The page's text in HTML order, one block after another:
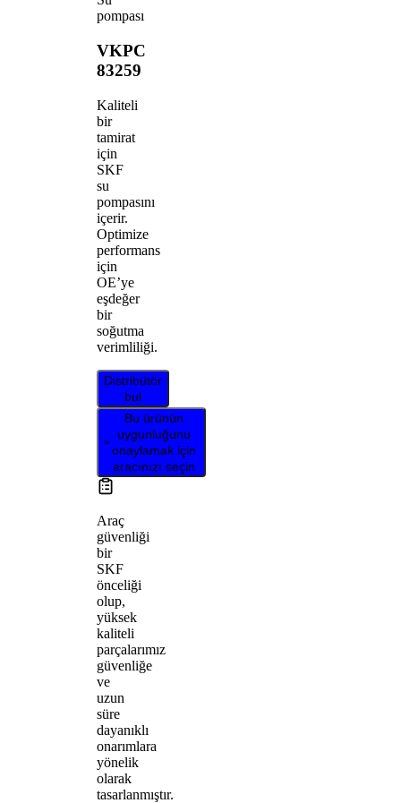
pompası
VKPC
83259
Kaliteli
bir
tamirat
için
SKF
su
pompasını
içerir.
Optimize
performans
için
OE’ye
eşdeğer
bir
soğutma
verimliliği.
Distribütör
bul
Bu ürünün
uygunluğunu
onaylamak için
aracınızı seçin
Araç
güvenliği
bir
SKF
önceliği
olup,
yüksek
kaliteli
parçalarımız
güvenliğe
ve
uzun
süre
dayanıklı
onarımlara
yönelik
olarak
tasarlanmıştır.